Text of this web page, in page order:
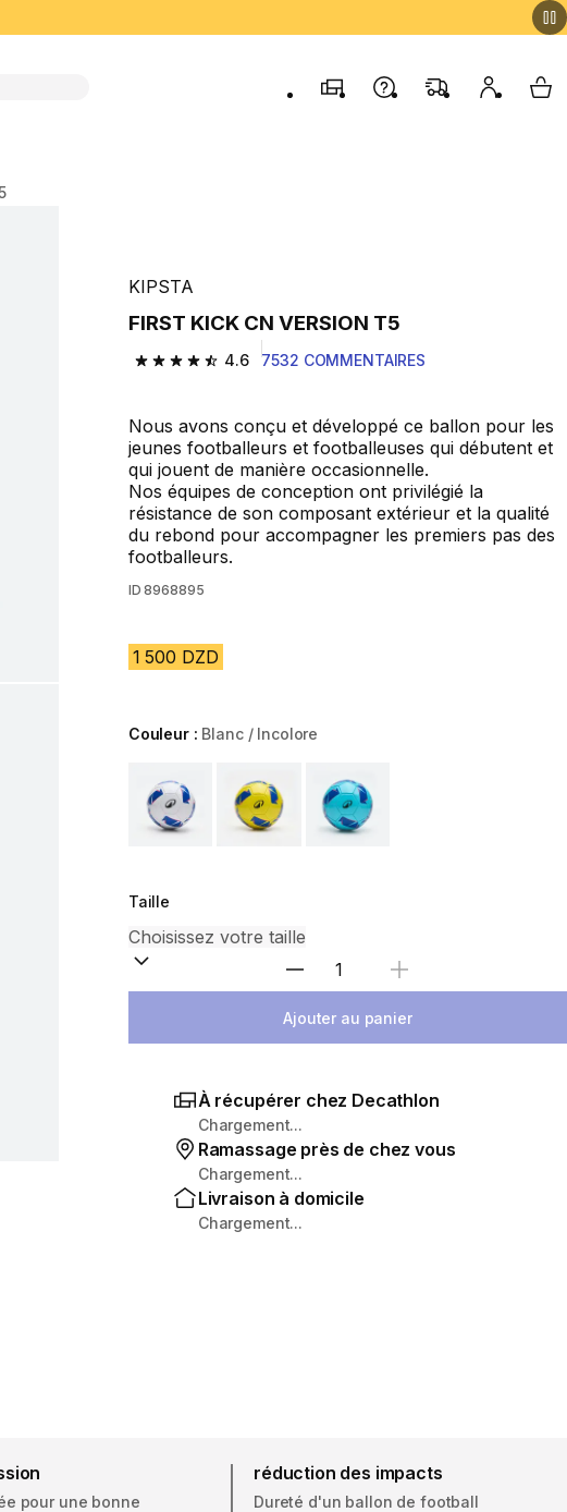
MagasinsContactez-nous
FAQ Mon My
KIPSTA
FIRST KICK CN VERSION T5
4.6
4.6 out of 5 stars from 7532 reviews
7532 COMMENTAIRES
Nous avons conçu et développé ce ballon pour les
jeunes footballeurs et footballeuses qui débutent et
qui jouent de manière occasionnelle.
Nos équipes de conception ont privilégié la
résistance de son composant extérieur et la qualité
du rebond pour accompagner les premiers pas des
footballeurs.
ID 8968895
1 500 DZD
Couleur : Blanc / Incolore
Taille
Sélectionnez la quantité
Ajouter au panier
À récupérer chez Decathlon
Chargement...
Ramassage près de chez vous
Chargement...
Livraison à domicile
Chargement...
pour une bonne
réduction des impacts
Dureté d'un ballon de football